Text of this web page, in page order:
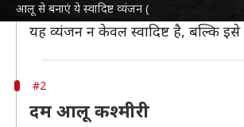
आलू से बनाएं ये स्वादिष्ट व्यंजन (
इन गर्मागर्म टिक्कियों को दही, इमली
यह व्यंजन न केवल स्वादिष्ट है, बल्कि
#2
दम आलू कश्मीरी